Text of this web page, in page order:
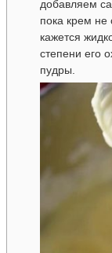
добавляем
пока крем не
кажется
степени его
пудры.